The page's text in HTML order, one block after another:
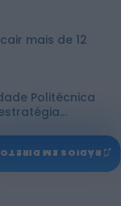
mais de 12
Politécnica
Conceição
♫
RÁDIOS EM DIRETO